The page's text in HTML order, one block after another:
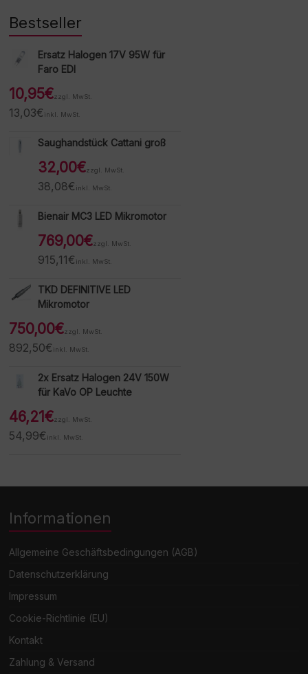
Bestseller
Ersatz Halogen 17V 95W für
Faro EDI
10,95€zzgl. MwSt.
13,03€ inkl. MwSt.
Saughandstück Cattani groß
32,00€zzgl. MwSt.
38,08€ inkl. MwSt.
Bienair MC3 LED Mikromotor
769,00€zzgl. MwSt.
915,11€ inkl. MwSt.
TKD DEFINITIVE LED
Mikromotor
750,00€zzgl. MwSt.
892,50€ inkl. MwSt.
2x Ersatz Halogen 24V 150W
für KaVo OP Leuchte
46,21€zzgl. MwSt.
54,99€ inkl. MwSt.
Informationen
Allgemeine Geschäftsbedingungen (AGB)
Datenschutzerklärung
Impressum
Cookie-Richtlinie (EU)
Kontakt
Zahlung & Versand